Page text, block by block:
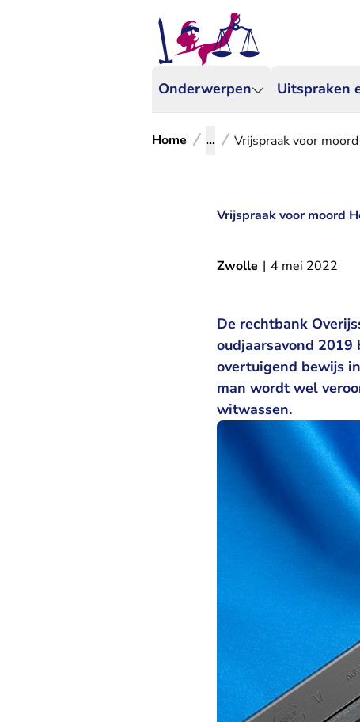
Onderwerpen Uitspraken
Home ... Vrijspraak voor
Vrijspraak voor moord
Zwolle | 4 mei 2022
De rechtbank
oudjaarsavond
overtuigend bewijs
man wordt wel
witwassen.